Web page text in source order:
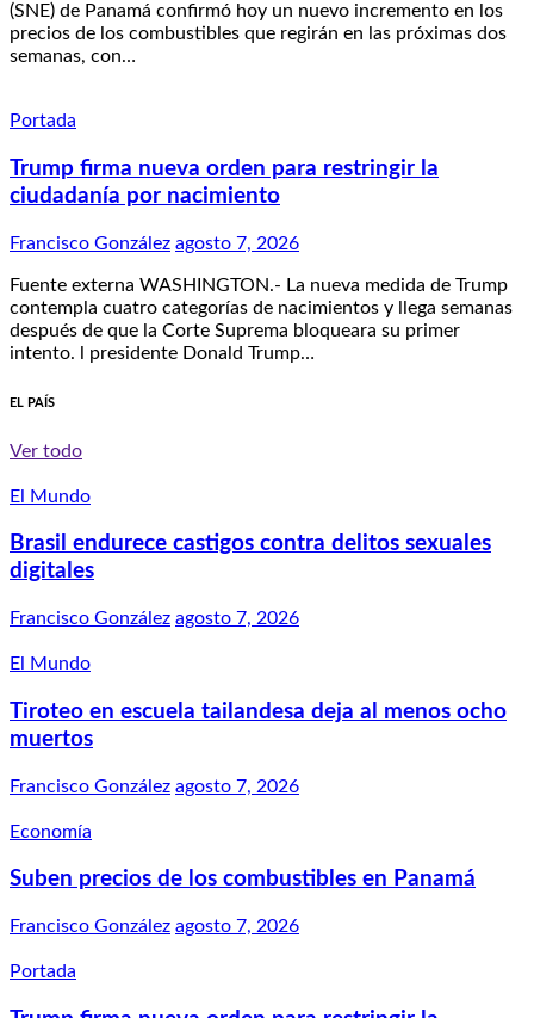
(SNE) de Panamá confirmó hoy un nuevo incremento en los
precios de los combustibles que regirán en las próximas dos
semanas, con…
Portada
Trump firma nueva orden para restringir la
ciudadanía por nacimiento
Francisco González agosto 7, 2026
Fuente externa WASHINGTON.- La nueva medida de Trump
contempla cuatro categorías de nacimientos y llega semanas
después de que la Corte Suprema bloqueara su primer
intento. l presidente Donald Trump…
EL PAÍS
Ver todo
El Mundo
Brasil endurece castigos contra delitos sexuales
digitales
Francisco González agosto 7, 2026
El Mundo
Tiroteo en escuela tailandesa deja al menos ocho
muertos
Francisco González agosto 7, 2026
Economía
Suben precios de los combustibles en Panamá
Francisco González agosto 7, 2026
Portada